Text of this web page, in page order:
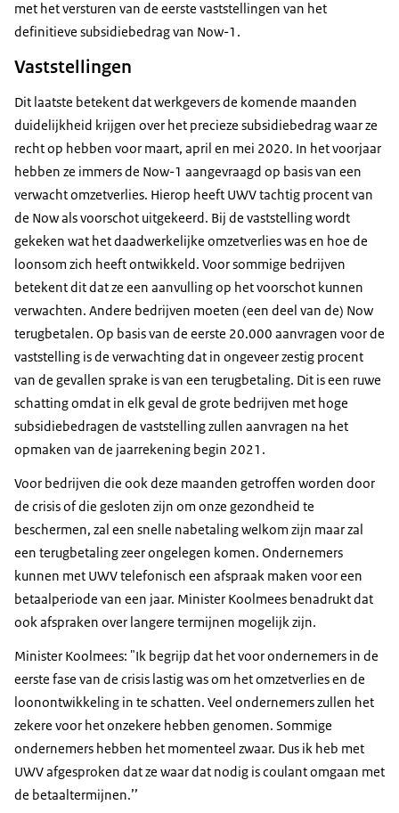
met het versturen van de eerste vaststellingen van het
definitieve subsidiebedrag van Now-1.
Vaststellingen
Dit laatste betekent dat werkgevers de komende maanden
duidelijkheid krijgen over het precieze subsidiebedrag waar ze
recht op hebben voor maart, april en mei 2020. In het voorjaar
hebben ze immers de Now-1 aangevraagd op basis van een
verwacht omzetverlies. Hierop heeft UWV tachtig procent van
de Now als voorschot uitgekeerd. Bij de vaststelling wordt
gekeken wat het daadwerkelijke omzetverlies was en hoe de
loonsom zich heeft ontwikkeld. Voor sommige bedrijven
betekent dit dat ze een aanvulling op het voorschot kunnen
verwachten. Andere bedrijven moeten (een deel van de) Now
terugbetalen. Op basis van de eerste 20.000 aanvragen voor de
vaststelling is de verwachting dat in ongeveer zestig procent
van de gevallen sprake is van een terugbetaling. Dit is een ruwe
schatting omdat in elk geval de grote bedrijven met hoge
subsidiebedragen de vaststelling zullen aanvragen na het
opmaken van de jaarrekening begin 2021.
Voor bedrijven die ook deze maanden getroffen worden door
de crisis of die gesloten zijn om onze gezondheid te
beschermen, zal een snelle nabetaling welkom zijn maar zal
een terugbetaling zeer ongelegen komen. Ondernemers
kunnen met UWV telefonisch een afspraak maken voor een
betaalperiode van een jaar. Minister Koolmees benadrukt dat
ook afspraken over langere termijnen mogelijk zijn.
Minister Koolmees: "Ik begrijp dat het voor ondernemers in de
eerste fase van de crisis lastig was om het omzetverlies en de
loonontwikkeling in te schatten. Veel ondernemers zullen het
zekere voor het onzekere hebben genomen. Sommige
ondernemers hebben het momenteel zwaar. Dus ik heb met
UWV afgesproken dat ze waar dat nodig is coulant omgaan met
de betaaltermijnen.’’